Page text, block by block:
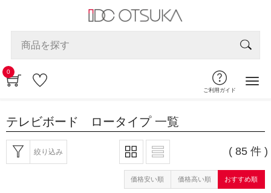
0
ご利用ガイド
テレビボード ロータイプ 一覧
絞り込み ( 85 件 )
価格安い順 価格高い順 おすすめ順